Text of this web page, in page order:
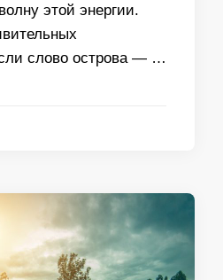
этой энергии.
слово острова — …